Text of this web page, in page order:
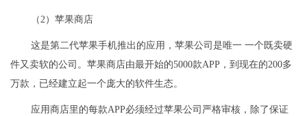
（2）苹果商店
这是第二代苹果手机推出的应用，苹果公司是唯一 一个既卖硬
件又卖软的公司。苹果商店由最开始的5000款APP，到现在的200多
万款，已经建立起一个庞大的软件生态。
应用商店里的每款APP必须经过苹果公司严格审核，除了保证